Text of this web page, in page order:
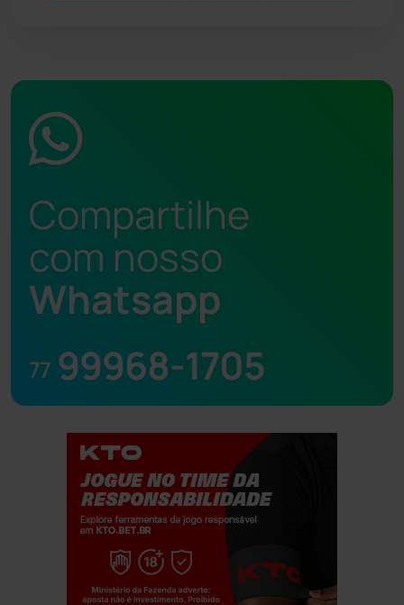
Compartilhe
com nosso
Whatsapp
77 99968-1705